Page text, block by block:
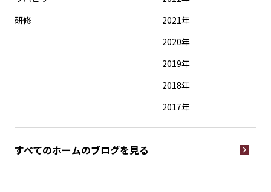
研修
2021年
2020年
2019年
2018年
2017年
すべてのホームのブログを見る